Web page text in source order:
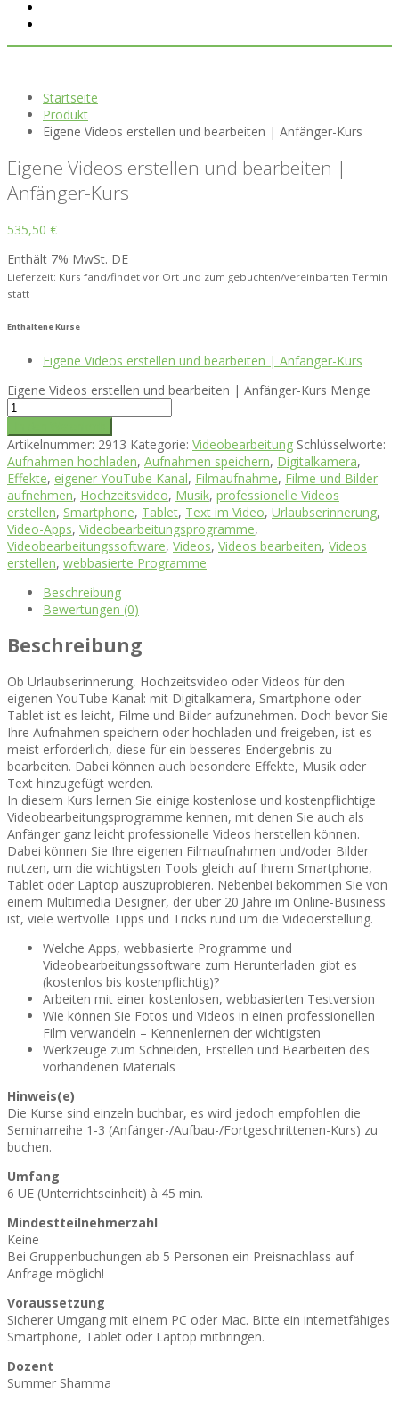
Startseite
Produkt
Eigene Videos erstellen und bearbeiten | Anfänger-Kurs
Eigene Videos erstellen und bearbeiten |
Anfänger-Kurs
535,50 €
Enthält 7% MwSt. DE
Lieferzeit: Kurs fand/findet vor Ort und zum gebuchten/vereinbarten Termin
statt
Enthaltene Kurse
Eigene Videos erstellen und bearbeiten | Anfänger-Kurs
Eigene Videos erstellen und bearbeiten | Anfänger-Kurs Menge
Artikelnummer: 2913 Kategorie: Videobearbeitung Schlüsselworte:
Aufnahmen hochladen, Aufnahmen speichern, Digitalkamera,
Effekte, eigener YouTube Kanal, Filmaufnahme, Filme und Bilder
aufnehmen, Hochzeitsvideo, Musik, professionelle Videos
erstellen, Smartphone, Tablet, Text im Video, Urlaubserinnerung,
Video-Apps, Videobearbeitungsprogramme,
Videobearbeitungssoftware, Videos, Videos bearbeiten, Videos
erstellen, webbasierte Programme
Beschreibung
Bewertungen (0)
Beschreibung
Ob Urlaubserinnerung, Hochzeitsvideo oder Videos für den
eigenen YouTube Kanal: mit Digitalkamera, Smartphone oder
Tablet ist es leicht, Filme und Bilder aufzunehmen. Doch bevor Sie
Ihre Aufnahmen speichern oder hochladen und freigeben, ist es
meist erforderlich, diese für ein besseres Endergebnis zu
bearbeiten. Dabei können auch besondere Effekte, Musik oder
Text hinzugefügt werden.
In diesem Kurs lernen Sie einige kostenlose und kostenpflichtige
Videobearbeitungsprogramme kennen, mit denen Sie auch als
Anfänger ganz leicht professionelle Videos herstellen können.
Dabei können Sie Ihre eigenen Filmaufnahmen und/oder Bilder
nutzen, um die wichtigsten Tools gleich auf Ihrem Smartphone,
Tablet oder Laptop auszuprobieren. Nebenbei bekommen Sie von
einem Multimedia Designer, der über 20 Jahre im Online-Business
ist, viele wertvolle Tipps und Tricks rund um die Videoerstellung.
Welche Apps, webbasierte Programme und
Videobearbeitungssoftware zum Herunterladen gibt es
(kostenlos bis kostenpflichtig)?
Arbeiten mit einer kostenlosen, webbasierten Testversion
Wie können Sie Fotos und Videos in einen professionellen
Film verwandeln – Kennenlernen der wichtigsten
Werkzeuge zum Schneiden, Erstellen und Bearbeiten des
vorhandenen Materials
Hinweis(e)
Die Kurse sind einzeln buchbar, es wird jedoch empfohlen die
Seminarreihe 1-3 (Anfänger-/Aufbau-/Fortgeschrittenen-Kurs) zu
buchen.
Umfang
6 UE (Unterrichtseinheit) à 45 min.
Mindestteilnehmerzahl
Keine
Bei Gruppenbuchungen ab 5 Personen ein Preisnachlass auf
Anfrage möglich!
Voraussetzung
Sicherer Umgang mit einem PC oder Mac. Bitte ein internetfähiges
Smartphone, Tablet oder Laptop mitbringen.
Dozent
Summer Shamma